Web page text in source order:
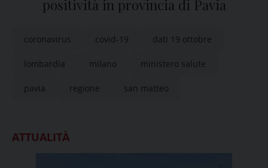
positività in provincia di Pavia
coronavirus covid-19 dati 19 ottobre
lombardia milano ministero salute
pavia regione san matteo
ATTUALITÀ